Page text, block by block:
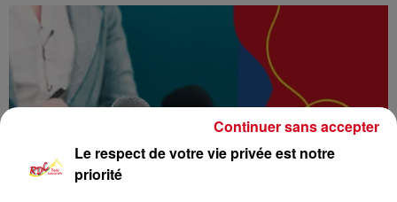
Le respect de votre vie privée est notre
priorité
Continuer sans accepter